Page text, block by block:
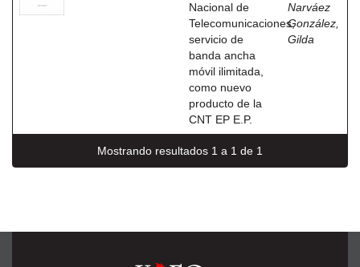
Nacional de
Telecomunicaciones,
servicio de
banda ancha
móvil ilimitada,
como nuevo
producto de la
CNT EP E.P.
Narváez
González,
Gilda
Mostrando resultados 1 a 1 de 1